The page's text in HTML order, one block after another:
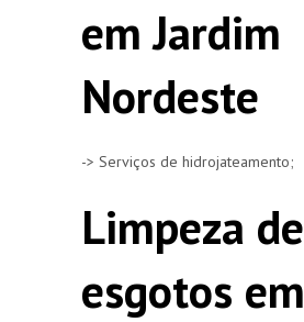
em Jardim
Nordeste
-> Serviços de hidrojateamento;
Limpeza de
esgotos em